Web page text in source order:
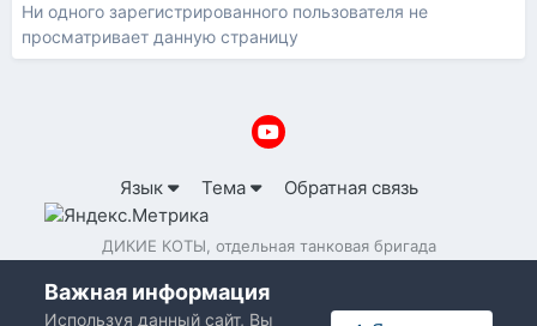
Ни одного зарегистрированного пользователя не
просматривает данную страницу
Язык Тема Обратная связь
ДИКИЕ КОТЫ, отдельная танковая бригада
Важная информация
Используя данный сайт, Вы